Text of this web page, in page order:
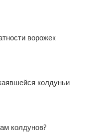
ворожек
колдуньи
колдунов?